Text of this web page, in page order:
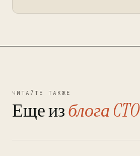
ЧИТАЙТЕ ТАКЖЕ
Еще изблога CTO